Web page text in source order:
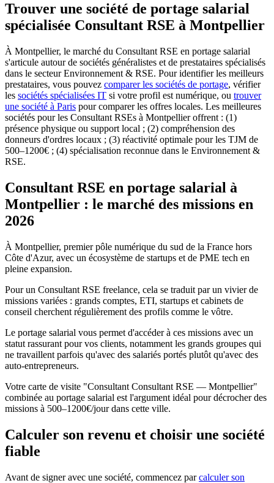
Trouver une société de portage salarial
spécialisée Consultant RSE à Montpellier
À Montpellier, le marché du Consultant RSE en portage salarial
s'articule autour de sociétés généralistes et de prestataires spécialisés
dans le secteur Environnement & RSE. Pour identifier les meilleurs
prestataires, vous pouvez comparer les sociétés de portage, vérifier
les sociétés spécialisées IT si votre profil est numérique, ou trouver
une société à Paris pour comparer les offres locales. Les meilleures
sociétés pour les Consultant RSEs à Montpellier offrent : (1)
présence physique ou support local ; (2) compréhension des
donneurs d'ordres locaux ; (3) réactivité optimale pour les TJM de
500–1200€ ; (4) spécialisation reconnue dans le Environnement &
RSE.
Consultant RSE en portage salarial à
Montpellier : le marché des missions en
2026
À Montpellier, premier pôle numérique du sud de la France hors
Côte d'Azur, avec un écosystème de startups et de PME tech en
pleine expansion.
Pour un Consultant RSE freelance, cela se traduit par un vivier de
missions variées : grands comptes, ETI, startups et cabinets de
conseil cherchent régulièrement des profils comme le vôtre.
Le portage salarial vous permet d'accéder à ces missions avec un
statut rassurant pour vos clients, notamment les grands groupes qui
ne travaillent parfois qu'avec des salariés portés plutôt qu'avec des
auto-entrepreneurs.
Votre carte de visite "Consultant Consultant RSE — Montpellier"
combinée au portage salarial est l'argument idéal pour décrocher des
missions à 500–1200€/jour dans cette ville.
Calculer son revenu et choisir une société
fiable
Avant de signer avec une société, commencez parcalculer son